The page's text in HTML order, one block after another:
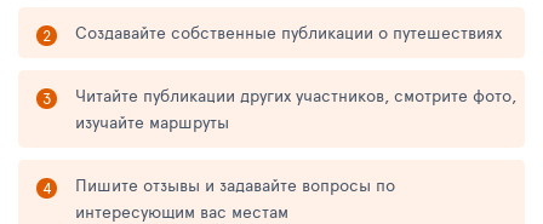
Создавайте собственные публикации о путешествиях
Читайте публикации других участников, смотрите фото,
изучайте маршруты
Пишите отзывы и задавайте вопросы по
интересующим вас местам